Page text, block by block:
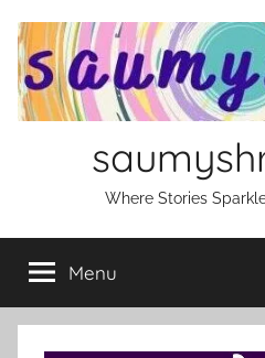
content
Where Stories
Menu